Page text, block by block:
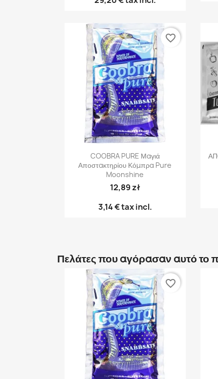
Γρήγορη προβολή
COOBRA PURE Μαγιά
Αποστακτηρίου Κόμπρα Pure
Moonshine
12,89 zł
3,14 €tax incl.
favorite_border
Πελάτες που αγόρασαν αυτό το
favorite_border